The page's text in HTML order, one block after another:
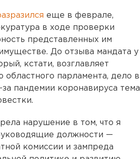
еще в феврале,
в ходе проверки
представленных им
До отзыва мандата у
кстати, возглавляет
парламента, дело в
пандемии коронавируса тема
нарушение в том, что я
должности —
комиссии и зампреда